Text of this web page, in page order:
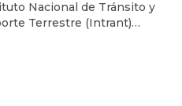
Nacional de Tránsito y
Terrestre (Intrant)